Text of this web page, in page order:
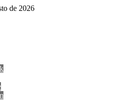
de 2026